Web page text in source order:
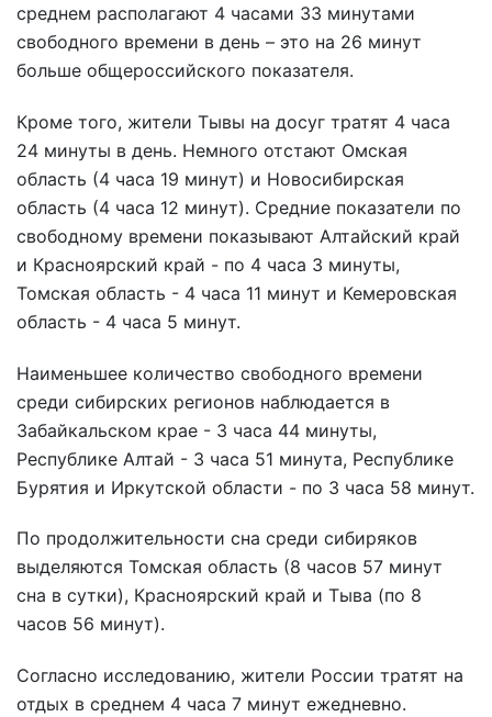
среднем располагают 4 часами 33 минутами
свободного времени в день – это на 26 минут
больше общероссийского показателя.
Кроме того, жители Тывы на досуг тратят 4 часа
24 минуты в день. Немного отстают Омская
область (4 часа 19 минут) и Новосибирская
область (4 часа 12 минут). Средние показатели по
свободному времени показывают Алтайский край
и Красноярский край - по 4 часа 3 минуты,
Томская область - 4 часа 11 минут и Кемеровская
область - 4 часа 5 минут.
Наименьшее количество свободного времени
среди сибирских регионов наблюдается в
Забайкальском крае - 3 часа 44 минуты,
Республике Алтай - 3 часа 51 минута, Республике
Бурятия и Иркутской области - по 3 часа 58 минут.
По продолжительности сна среди сибиряков
выделяются Томская область (8 часов 57 минут
сна в сутки), Красноярский край и Тыва (по 8
часов 56 минут).
Согласно исследованию, жители России тратят на
отдых в среднем 4 часа 7 минут ежедневно.